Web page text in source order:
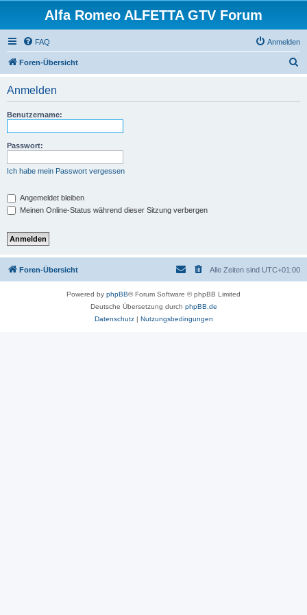
Alfa Romeo ALFETTA GTV Forum
FAQ Anmelden
Foren-Übersicht
Anmelden
Benutzername:
Passwort:
Ich habe mein Passwort vergessen
Angemeldet bleiben
Meinen Online-Status während dieser Sitzung verbergen
Foren-Übersicht Alle Zeiten sind UTC+01:00
Powered by phpBB® Forum Software © phpBB Limited
Deutsche Übersetzung durch phpBB.de
Datenschutz| Nutzungsbedingungen